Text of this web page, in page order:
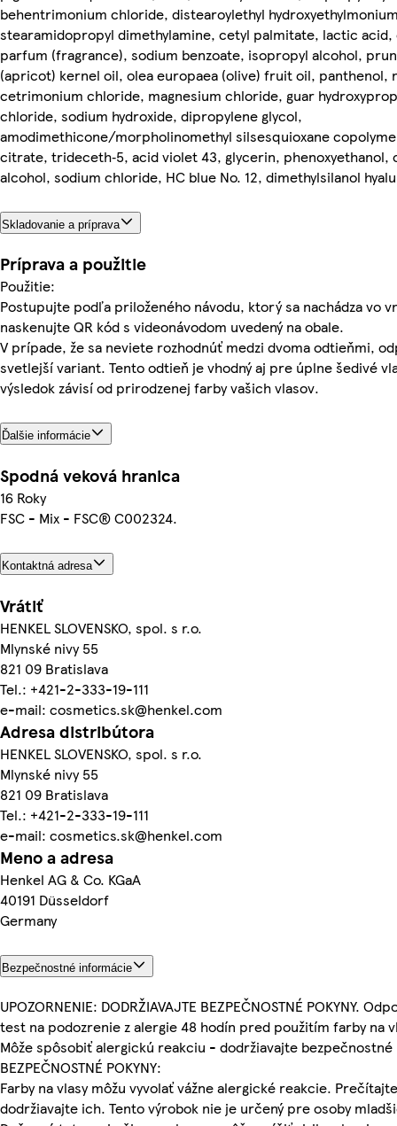
behentrimonium chloride, distearoylethyl
stearamidopropyl dimethylamine, cetyl palmitate, lactic
parfum (fragrance), sodium benzoate, isopropyl alcohol,
(apricot) kernel oil, olea europaea (olive) fruit oil, panthenol,
cetrimonium chloride, magnesium chloride, guar
chloride, sodium hydroxide, dipropylene glycol,
amodimethicone/morpholinomethyl silsesquioxane
citrate, trideceth‑5, acid violet 43, glycerin, phenoxyethanol,
alcohol, sodium chloride, HC blue No. 12, dimethylsilanol
Skladovanie a príprava
Príprava a použitie
Použitie:
Postupujte podľa priloženého návodu, ktorý sa nachádza vo
naskenujte QR kód s videonávodom uvedený na obale.
V prípade, že sa neviete rozhodnúť medzi dvoma odtieňmi,
svetlejší variant. Tento odtieň je vhodný aj pre úplne šedivé
výsledok závisí od prirodzenej farby vašich vlasov.
Ďalšie informácie
Spodná veková hranica
16 Roky
FSC - Mix - FSC® C002324.
Kontaktná adresa
Vrátiť
HENKEL SLOVENSKO, spol. s r.o.
Mlynské nivy 55
821 09 Bratislava
Tel.: +421-2-333-19-111
e-mail: cosmetics.sk@henkel.com
Adresa distribútora
HENKEL SLOVENSKO, spol. s r.o.
Mlynské nivy 55
821 09 Bratislava
Tel.: +421-2-333-19-111
e-mail: cosmetics.sk@henkel.com
Meno a adresa
Henkel AG & Co. KGaA
40191 Düsseldorf
Germany
Bezpečnostné informácie
UPOZORNENIE: DODRŽIAVAJTE BEZPEČNOSTNÉ POKYNY.
test na podozrenie z alergie 48 hodín pred použitím farby na
Môže spôsobiť alergickú reakciu - dodržiavajte bezpečnostné
BEZPEČNOSTNÉ POKYNY:
Farby na vlasy môžu vyvolať vážne alergické reakcie.
dodržiavajte ich. Tento výrobok nie je určený pre osoby